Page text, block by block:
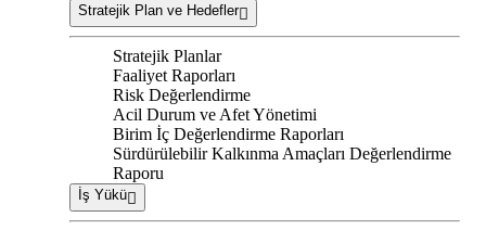
Stratejik Plan ve Hedefler
Stratejik Planlar
Faaliyet Raporları
Risk Değerlendirme
Acil Durum ve Afet Yönetimi
Birim İç Değerlendirme Raporları
Sürdürülebilir Kalkınma Amaçları Değerlendirme
Raporu
İş Yükü